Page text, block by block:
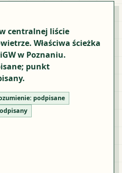
centralnej liście
Właściwa ścieżka
w Poznaniu.
punkt
podpisane